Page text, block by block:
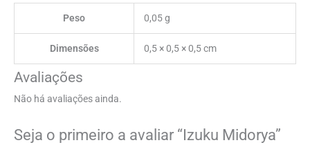
Peso 0,05 g
Dimensões 0,5 × 0,5 × 0,5 cm
Avaliações
Não há avaliações ainda.
Seja o primeiro a avaliar “Izuku Midorya”